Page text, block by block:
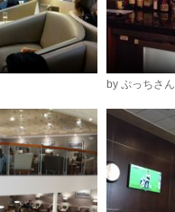
by ぷっちさん